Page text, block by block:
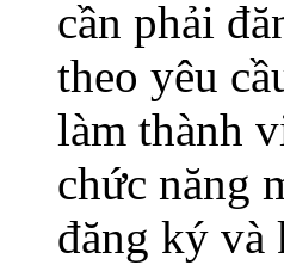
cần phải
theo yêu
làm thành
chức năng
đăng ký và